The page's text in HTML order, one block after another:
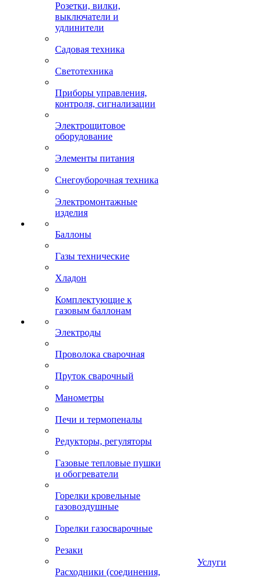
Розетки, вилки,
выключатели и
удлинители
Садовая техника
Светотехника
Приборы управления,
контроля, сигнализации
Электрощитовое
оборудование
Элементы питания
Снегоуборочная техника
Электромонтажные
изделия
Баллоны
Газы технические
Хладон
Комплектующие к
газовым баллонам
Электроды
Проволока сварочная
Пруток сварочный
Манометры
Печи и термопеналы
Редукторы, регуляторы
Газовые тепловые пушки
и обогреватели
Горелки кровельные
газовоздушные
Горелки газосварочные
Резаки
Расходники (соединения,
Услуги